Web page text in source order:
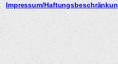
Impressum/